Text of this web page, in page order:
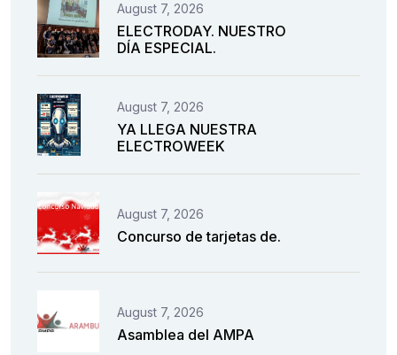
August 7, 2026
ELECTRODAY. NUESTRO
DÍA ESPECIAL.
August 7, 2026
YA LLEGA NUESTRA
ELECTROWEEK
August 7, 2026
Concurso de tarjetas de.
August 7, 2026
Asamblea del AMPA